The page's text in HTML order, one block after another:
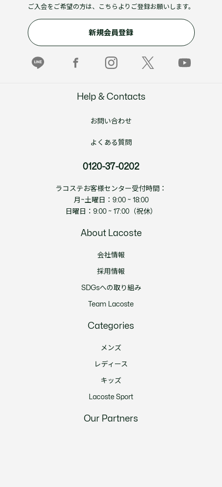
ご入会をご希望の方は、こちらよりご登録お願いします。
新規会員登録
Help & Contacts
お問い合わせ
よくある質問
0120-37-0202
ラコステお客様センター受付時間：
月~土曜日：9:00 ~ 18:00
日曜日：9:00 ~ 17:00（祝休）
About Lacoste
会社情報
採用情報
SDGsへの取り組み
Team Lacoste
Categories
メンズ
レディース
キッズ
Lacoste Sport
Our Partners